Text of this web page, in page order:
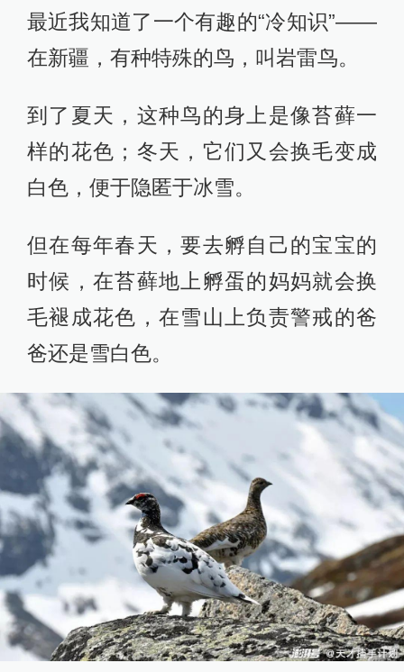
最近我知道了一个有趣的“冷知识”——
在新疆，有种特殊的鸟，叫岩雷鸟。
到了夏天，这种鸟的身上是像苔藓一
样的花色；冬天，它们又会换毛变成
白色，便于隐匿于冰雪。
但在每年春天，要去孵自己的宝宝的
时候，在苔藓地上孵蛋的妈妈就会换
毛褪成花色，在雪山上负责警戒的爸
爸还是雪白色。